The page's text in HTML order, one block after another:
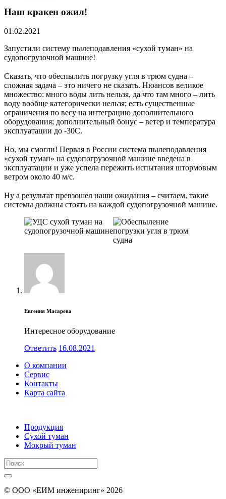
Наш кракен ожил!
01.02.2021
Запустили систему пылеподавления «сухой туман» на
судопогрузочной машине!
Сказать, что обеспылить погрузку угля в трюм судна –
сложная задача – это ничего не сказать. Нюансов великое
множество: много воды лить нельзя, да что там много – лить
воду вообще категорически нельзя; есть существенные
ограничения по весу на интеграцию дополнительного
оборудования; дополнительный бонус – ветер и температура
эксплуатации до -30С.
Но, мы смогли! Первая в России система пылеподавления
«сухой туман» на судопогрузочной машине введена в
эксплуатации и уже успела пережить испытания штормовым
ветром около 40 м/с.
Ну а результат превзошел наши ожидания – считаем, такие
системы должны стоять на каждой судопогрузочной машине.
Евгения Масарева
Интересное оборудование
Ответить 16.08.2021
О компании
Сервис
Контакты
Карта сайта
Продукция
Сухой туман
Мокрый туман
Поиск:
Поиск
© ООО «ЕИМ инжениринг» 2026